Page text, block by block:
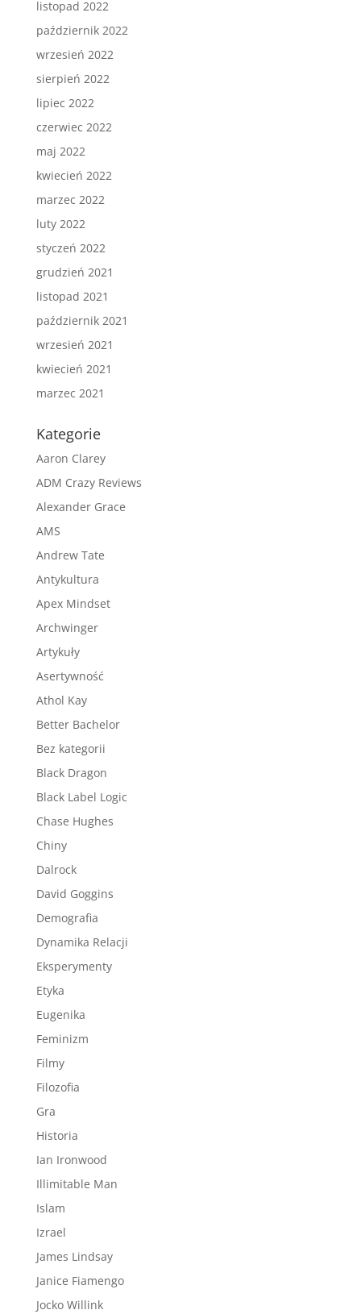
listopad 2022
październik 2022
wrzesień 2022
sierpień 2022
lipiec 2022
czerwiec 2022
maj 2022
kwiecień 2022
marzec 2022
luty 2022
styczeń 2022
grudzień 2021
listopad 2021
październik 2021
wrzesień 2021
kwiecień 2021
marzec 2021
Kategorie
Aaron Clarey
ADM Crazy Reviews
Alexander Grace
AMS
Andrew Tate
Antykultura
Apex Mindset
Archwinger
Artykuły
Asertywność
Athol Kay
Better Bachelor
Bez kategorii
Black Dragon
Black Label Logic
Chase Hughes
Chiny
Dalrock
David Goggins
Demografia
Dynamika Relacji
Eksperymenty
Etyka
Eugenika
Feminizm
Filmy
Filozofia
Gra
Historia
Ian Ironwood
Illimitable Man
Islam
Izrael
James Lindsay
Janice Fiamengo
Jocko Willink